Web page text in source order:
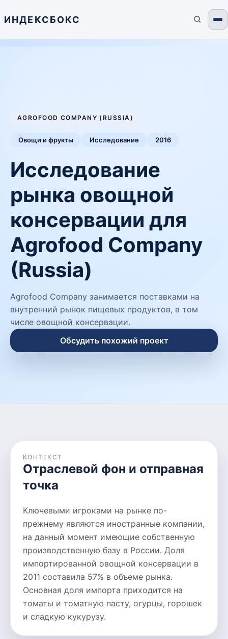
ИНДЕКСБОКС
AGROFOOD COMPANY (RUSSIA)
Овощи и фрукты Исследование 2016
Исследование
рынка овощной
консервации для
Agrofood Company
(Russia)
Agrofood Company занимается поставками на
внутренний рынок пищевых продуктов, в том
числе овощной консервации.
Обсудить похожий проект
КОНТЕКСТ
Отраслевой фон и отправная
точка
Ключевыми игроками на рынке по-
прежнему являются иностранные компании,
на данный момент имеющие собственную
производственную базу в России. Доля
импортированной овощной консервации в
2011 составила 57% в объеме рынка.
Основная доля импорта приходится на
томаты и томатную пасту, огурцы, горошек
и сладкую кукурузу.